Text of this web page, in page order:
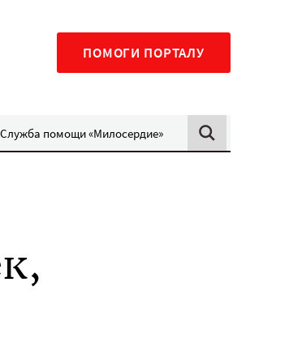
ПОМОГИ ПОРТАЛУ
Служба помощи «Милосердие»